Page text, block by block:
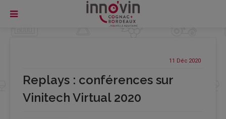
11 Déc 2020
Replays : conférences sur
Vinitech Virtual 2020